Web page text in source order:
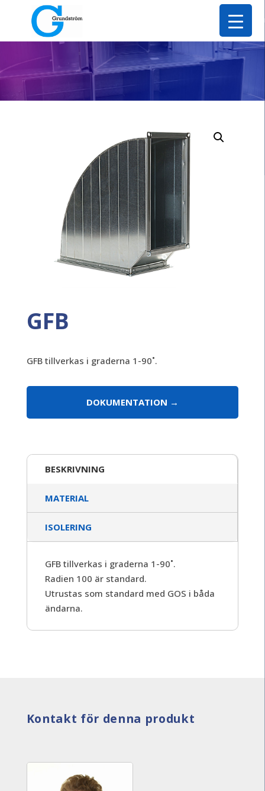
GFB
GFB tillverkas i graderna 1-90˚.
DOKUMENTATION
BESKRIVNING
MATERIAL
ISOLERING
GFB tillverkas i graderna 1-90˚.
Radien 100 är standard.
Utrustas som standard med GOS i båda
ändarna.
Kontakt för denna produkt